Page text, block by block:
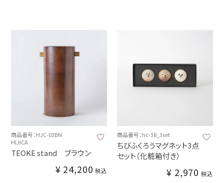
商品番号：HJC-03BN
HIJICA
TEOKE stand ブラウン
¥ 24,200 税込
商品番号：hc-38_3set
ちびふくろうマグネット3点
セット（化粧箱付き）
¥ 2,970 税込